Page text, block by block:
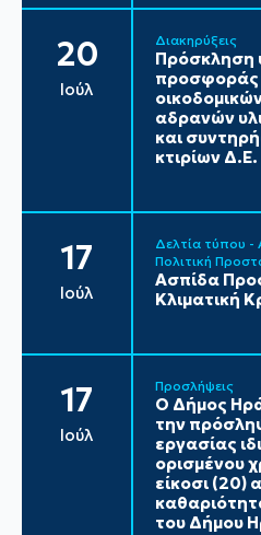
20
Ιούλ
Διακηρύξεις
Πρόσκληση
προσφοράς
αδρανών
και
κτιρίων
17
Ιούλ
Δελτία τύπου -
Πολιτική
Ασπίδα
Κλιματική
17
Ιούλ
Προσλήψεις
Ο Δήμος
την
εργασίας
ορισμένου
είκοσι (20)
του Δήμου